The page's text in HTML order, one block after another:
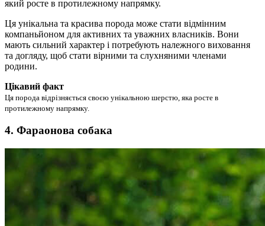
який росте в протилежному напрямку.
Ця унікальна та красива порода може стати відмінним
компаньйоном для активних та уважних власників. Вони
мають сильний характер і потребують належного виховання
та догляду, щоб стати вірними та слухняними членами
родини.
Цікавий факт
Ця порода відрізняється своєю унікальною шерстю, яка росте в
протилежному напрямку.
4. Фараонова собака